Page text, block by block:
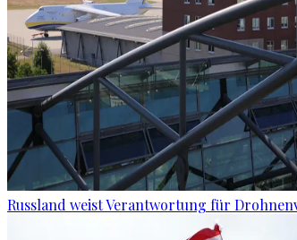
Russland weist Verantwortung für